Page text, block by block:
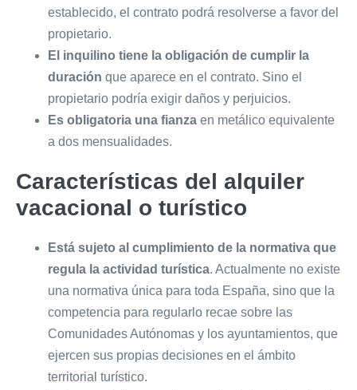
establecido, el contrato podrá resolverse a favor del
propietario.
El inquilino tiene la obligación de cumplir la
duración que aparece en el contrato. Sino el
propietario podría exigir daños y perjuicios.
Es obligatoria una fianza en metálico equivalente
a dos mensualidades.
Características del alquiler
vacacional o turístico
Está sujeto al cumplimiento de la normativa que
regula la actividad turística. Actualmente no existe
una normativa única para toda España, sino que la
competencia para regularlo recae sobre las
Comunidades Autónomas y los ayuntamientos, que
ejercen sus propias decisiones en el ámbito
territorial turístico.